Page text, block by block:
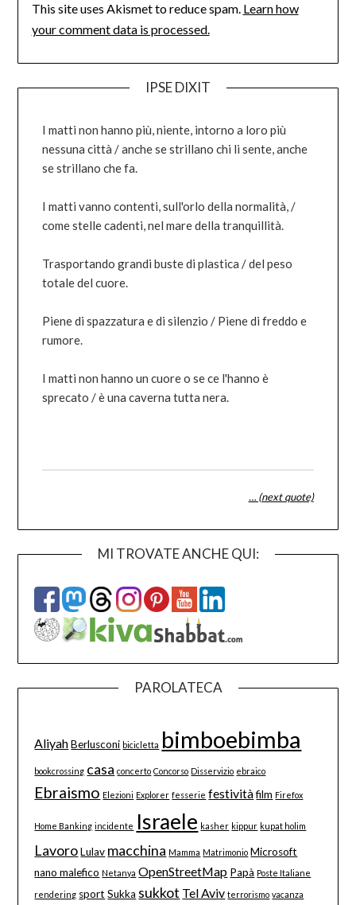
This site uses Akismet to reduce spam. Learn how
your comment data is processed.
IPSE DIXIT
I matti non hanno più, niente, intorno a loro più
nessuna città / anche se strillano chi li sente, anche
se strillano che fa.
I matti vanno contenti, sull'orlo della normalità, /
come stelle cadenti, nel mare della tranquillità.
Trasportando grandi buste di plastica / del peso
totale del cuore.
Piene di spazzatura e di silenzio / Piene di freddo e
rumore.
I matti non hanno un cuore o se ce l'hanno è
sprecato / è una caverna tutta nera.
… (next quote)
MI TROVATE ANCHE QUI:
PAROLATECA
Aliyah Berlusconi bicicletta bimboebimba
bookcrossing casa concerto Concorso Disservizio ebraico
Ebraismo Elezioni Explorer fesserie festività film Firefox
Home Banking incidente Israele kasher kippur kupat holim
Lavoro Lulav macchina Mamma Matrimonio Microsoft
nano malefico Netanya OpenStreetMap Papà Poste Italiane
rendering sport Sukka sukkot Tel Aviv terrorismo vacanza